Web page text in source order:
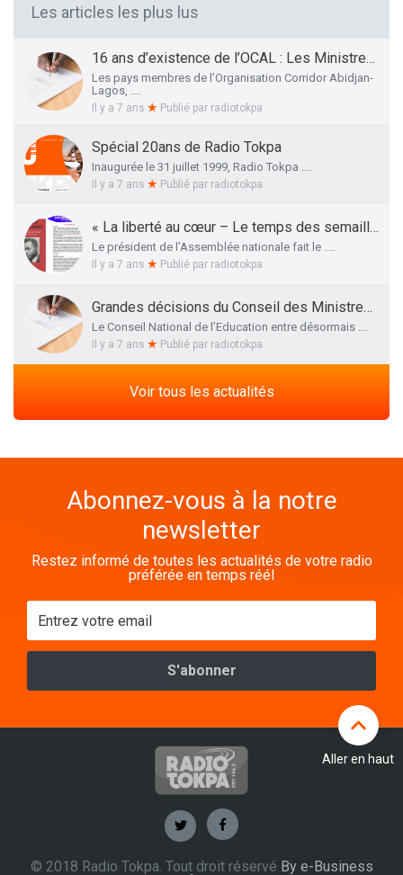
Les articles les plus lus
16 ans d’existence de l’OCAL : Les Ministres des Infrastructures et Transports et de la Santé présentent le bilan et les Perspectives
Les pays membres de l’Organisation Corridor Abidjan-
Lagos, ....
Il y a 7 ans Publié par radiotokpa
Spécial 20ans de Radio Tokpa
Inaugurée le 31 juillet 1999, Radio Tokpa ....
Il y a 7 ans Publié par radiotokpa
« La liberté au cœur – Le temps des semailles », l’essai autobiographique de Me Adrien HOUNGBEDJI rendu public
Le président de l’Assemblée nationale fait le ....
Il y a 7 ans Publié par radiotokpa
Grandes décisions du Conseil des Ministres de ce 27 Mars 2019 : La liste définitive des membres du Conseil National de l’Education dévoilée
Le Conseil National de l’Education entre désormais ....
Il y a 7 ans Publié par radiotokpa
Voir tous les actualités
Abonnez-vous à la notre
newsletter
Restez informé de toutes les actualités de votre radio
préférée en temps réél
Aller en haut
© 2018 Radio Tokpa. Tout droit réservé By e-Business